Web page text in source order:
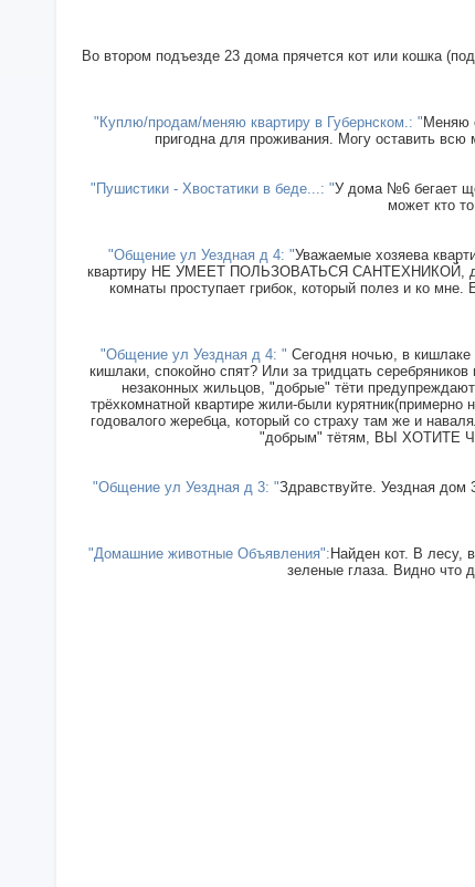
Во втором подъезде 23 дома прячется кот или кошка
"Куплю/продам/меняю квартиру в Губернском.: " Меняю
пригодна для проживания. Могу оставить
"Пушистики - Хвостатики в беде...: "У дома №6 бегает
может кто
"Общение ул Уездная д 4: "Уважаемые хозяева
квартиру НЕ УМЕЕТ ПОЛЬЗОВАТЬСЯ САНТЕХНИКОЙ, душ
комнаты проступает грибок, который полез и
"Общение ул Уездная д 4: " Сегодня ночью, в
кишлаки, спокойно спят? Или за тридцать
незаконных жильцов, "добрые" тёти
трёхкомнатной квартире жили-были
годовалого жеребца, который со страху там же и
"добрым" тётям, ВЫ ХОТИТЕ
"Общение ул Уездная д 3: "Здравствуйте. Уездная дом
"Домашние животные Объявления": Найден кот. В лесу,
зеленые глаза. Видно что